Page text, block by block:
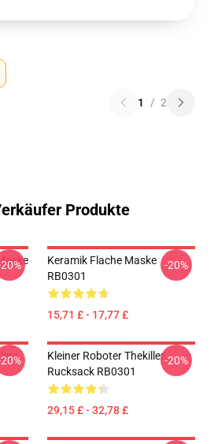
1 / 2
Produkte
Keramik Flache Maske
RB0301
15,71 £ - 17,77 £
-20%
Kleiner Roboter Thekiller
Rucksack RB0301
29,15 £ - 32,78 £
-20%